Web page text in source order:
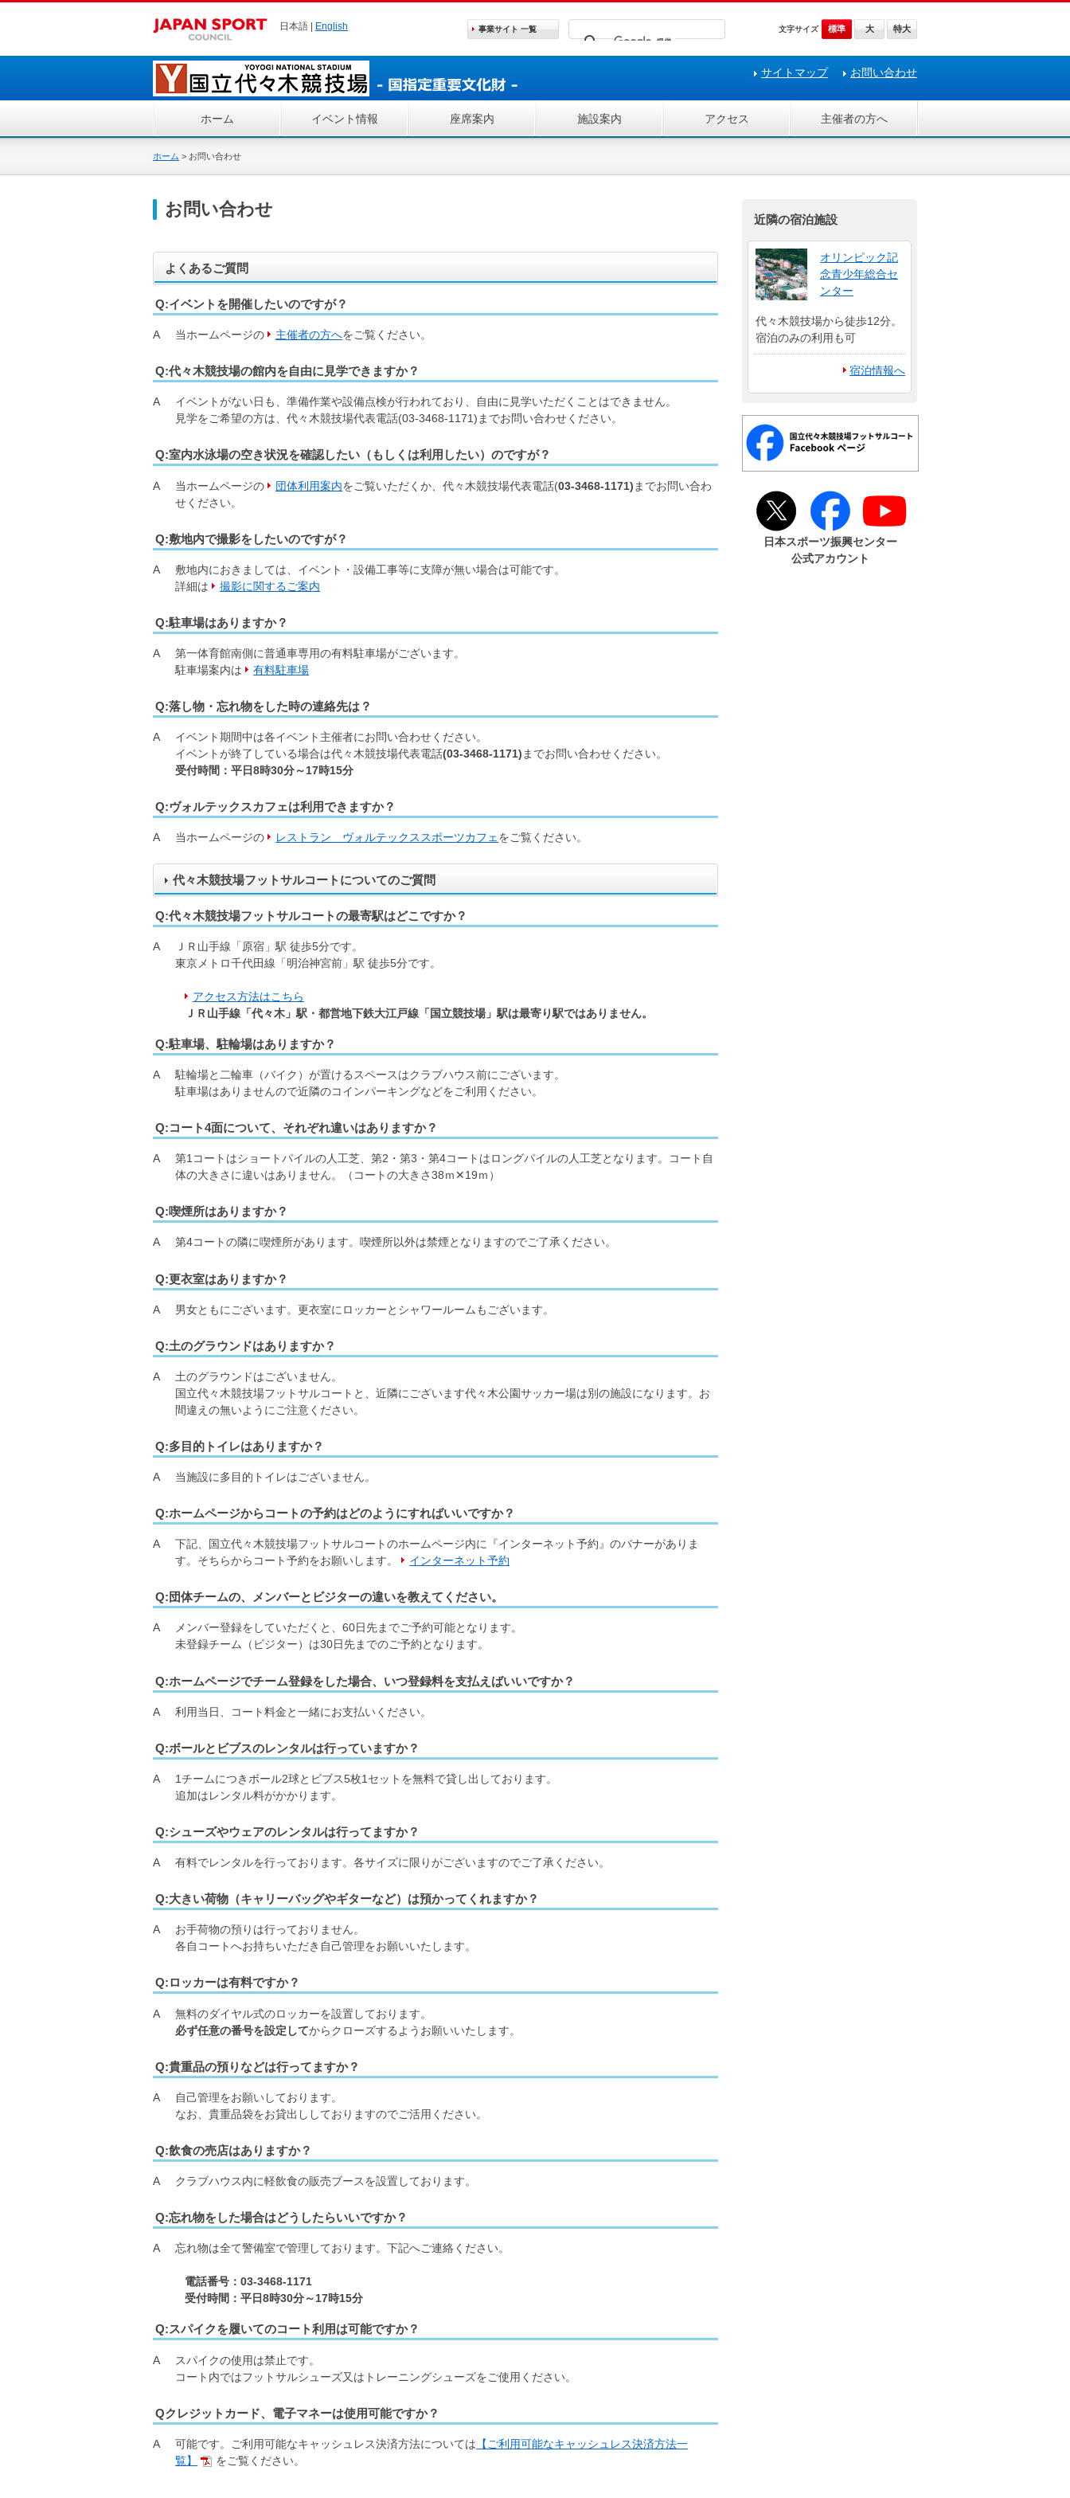
日本語 | English 事業サイト 一覧 文字サイズ 標準 大 特大
サイトマップ お問い合わせ
ホーム イベント情報 座席案内 施設案内 アクセス 主催者の方へ
ホーム > お問い合わせ
お問い合わせ
よくあるご質問
Q:イベントを開催したいのですが？
A 当ホームページの 主催者の方へをご覧ください。
Q:代々木競技場の館内を自由に見学できますか？
A
イベントがない日も、準備作業や設備点検が行われており、自由に見学いただくことはできません。
見学をご希望の方は、代々木競技場代表電話(03-3468-1171)までお問い合わせください。
Q:室内水泳場の空き状況を確認したい（もしくは利用したい）のですが？
A 当ホームページの 団体利用案内をご覧いただくか、代々木競技場代表電話(03-3468-1171) までお問い合わ
せください。
Q:敷地内で撮影をしたいのですが？
A
敷地内におきましては、イベント・設備工事等に支障が無い場合は可能です。
詳細は
撮影に関するご案内
Q:駐車場はありますか？
A
第一体育館南側に普通車専用の有料駐車場がございます。
駐車場案内は
有料駐車場
Q:落し物・忘れ物をした時の連絡先は？
A
イベント期間中は各イベント主催者にお問い合わせください。
イベントが終了している場合は代々木競技場代表電話(03-3468-1171)までお問い合わせください。
受付時間：平日8時30分～17時15分
Q:ヴォルテックスカフェは利用できますか？
A 当ホームページの レストラン ヴォルテックススポーツカフェをご覧ください。
代々木競技場フットサルコートについてのご質問
Q:代々木競技場フットサルコートの最寄駅はどこですか？
A
ＪＲ山手線「原宿」駅 徒歩5分です。
東京メトロ千代田線「明治神宮前」駅 徒歩5分です。
アクセス方法はこちら
ＪＲ山手線「代々木」駅・都営地下鉄大江戸線「国立競技場」駅は最寄り駅ではありません。
Q:駐車場、駐輪場はありますか？
A
駐輪場と二輪車（バイク）が置けるスペースはクラブハウス前にございます。
駐車場はありませんので近隣のコインパーキングなどをご利用ください。
Q:コート4面について、それぞれ違いはありますか？
A
第1コートはショートパイルの人工芝、第2・第3・第4コートはロングパイルの人工芝となります。コート自
体の大きさに違いはありません。（コートの大きさ38ｍ✕19ｍ）
Q:喫煙所はありますか？
A 第4コートの隣に喫煙所があります。喫煙所以外は禁煙となりますのでご了承ください。
Q:更衣室はありますか？
A 男女ともにございます。更衣室にロッカーとシャワールームもございます。
Q:土のグラウンドはありますか？
A
土のグラウンドはございません。
国立代々木競技場フットサルコートと、近隣にございます代々木公園サッカー場は別の施設になります。お
間違えの無いようにご注意ください。
Q:多目的トイレはありますか？
A 当施設に多目的トイレはございません。
Q:ホームページからコートの予約はどのようにすればいいですか？
A
下記、国立代々木競技場フットサルコートのホームページ内に『インターネット予約』のバナーがありま
す。そちらからコート予約をお願いします。
インターネット予約
Q:団体チームの、メンバーとビジターの違いを教えてください。
A
メンバー登録をしていただくと、60日先までご予約可能となります。
未登録チーム（ビジター）は30日先までのご予約となります。
Q:ホームページでチーム登録をした場合、いつ登録料を支払えばいいですか？
A 利用当日、コート料金と一緒にお支払いください。
Q:ボールとビブスのレンタルは行っていますか？
A
1チームにつきボール2球とビブス5枚1セットを無料で貸し出しております。
追加はレンタル料がかかります。
Q:シューズやウェアのレンタルは行ってますか？
A 有料でレンタルを行っております。各サイズに限りがございますのでご了承ください。
Q:大きい荷物（キャリーバッグやギターなど）は預かってくれますか？
A
お手荷物の預りは行っておりません。
各自コートへお持ちいただき自己管理をお願いいたします。
Q:ロッカーは有料ですか？
A
無料のダイヤル式のロッカーを設置しております。
必ず任意の番号を設定してからクローズするようお願いいたします。
Q:貴重品の預りなどは行ってますか？
A
自己管理をお願いしております。
なお、貴重品袋をお貸出ししておりますのでご活用ください。
Q:飲食の売店はありますか？
A クラブハウス内に軽飲食の販売ブースを設置しております。
Q:忘れ物をした場合はどうしたらいいですか？
A 忘れ物は全て警備室で管理しております。下記へご連絡ください。
電話番号：03-3468-1171
受付時間：平日8時30分～17時15分
Q:スパイクを履いてのコート利用は可能ですか？
A
スパイクの使用は禁止です。
コート内ではフットサルシューズ又はトレーニングシューズをご使用ください。
Qクレジットカード、電子マネーは使用可能ですか？
A 可能です。ご利用可能なキャッシュレス決済方法については 【ご利用可能なキャッシュレス決済方法一
覧】
をご覧ください。
近隣の宿泊施設
オリンピック記
念青少年総合セ
ンター
代々木競技場から徒歩12分。
宿泊のみの利用も可
宿泊情報へ
日本スポーツ振興センター
公式アカウント